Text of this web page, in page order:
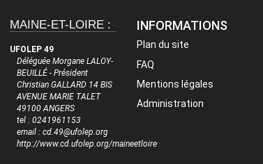
MAINE-ET-LOIRE :
UFOLEP 49
Déléguée Morgane LALOY-
BEUILLÉ - Président
Christian GALLARD 14 BIS
AVENUE MARIE TALET
49100 ANGERS
tel : 0241961153
email : cd.49@ufolep.org
http://www.cd.ufolep.org/maineetloire
INFORMATIONS
Plan du site
FAQ
Mentions légales
Administration